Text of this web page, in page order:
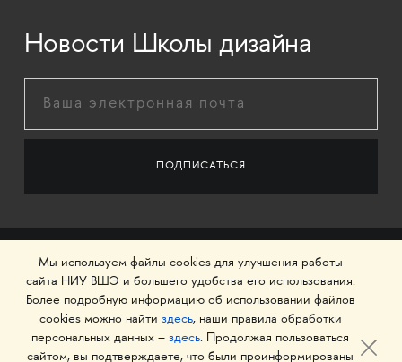
Новости Школы дизайна
Мы используем файлы cookies для улучшения работы
сайта НИУ ВШЭ и большего удобства его использования.
Более подробную информацию об использовании файлов
cookies можно найти здесь, наши правила обработки
персональных данных – здесь. Продолжая пользоваться
сайтом, вы подтверждаете, что были проинформированы